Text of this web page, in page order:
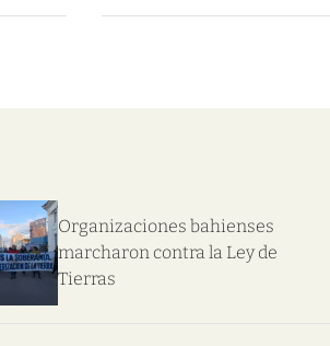
Organizaciones bahienses
marcharon contra la Ley de
Tierras